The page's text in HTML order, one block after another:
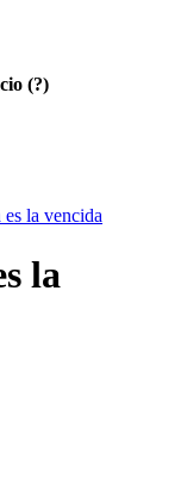
(?)
la vencida
la